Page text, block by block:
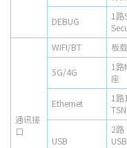
DEBUG
1路
通讯接
口
WIFI/BT 板
5G/4G
1路
座
Ethernet
1路
TSN
USB
2路